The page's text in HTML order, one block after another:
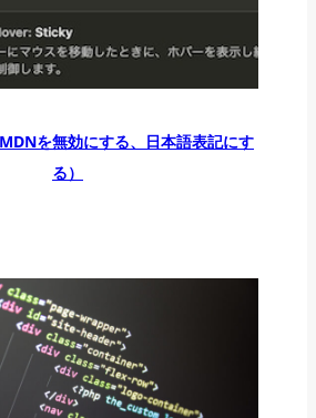
を無効にする、日本語表記にす
る）